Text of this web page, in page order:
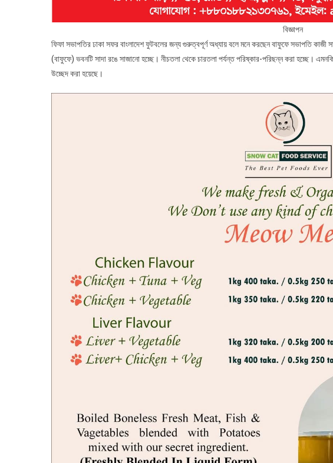
বিজ্ঞাপন
ফিফা সভাপতির ঢাকা সফর বাংলাদেশ ফুটবলের জন্য গুরুত্বপূর্ণ অধ্যায় বলে মনে করছেন বাফুফে সভাপতি কাজী
(বাফুফে) ভবনটি সাদা রঙে সাজানো হচ্ছে। নীচতলা থেকে চারতলা পর্যন্ত পরিষ্কার-পরিছন্ন করা হচ্ছে।
উচ্ছেদ করা হয়েছে।